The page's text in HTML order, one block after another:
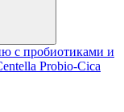
с пробиотиками и
Probio-Cica